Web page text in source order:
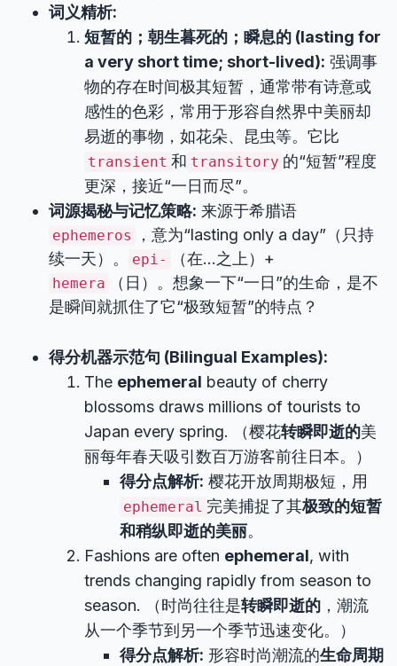
词义精析:
短暂的；朝生暮死的；瞬息的 (lasting for
a very short time; short-lived): 强调事
物的存在时间极其短暂，通常带有诗意或
感性的色彩，常用于形容自然界中美丽却
易逝的事物，如花朵、昆虫等。它比
transient 和 transitory 的“短暂”程度
更深，接近“一日而尽”。
词源揭秘与记忆策略: 来源于希腊语
ephemeros
，意为“lasting only a day”（只持
续一天）。
epi- （在…之上）+
hemera
（日）。想象一下“一日”的生命，是不
是瞬间就抓住了它“极致短暂”的特点？
得分机器示范句 (Bilingual Examples):
The ephemeral beauty of cherry
blossoms draws millions of tourists to
Japan every spring. （樱花转瞬即逝的美
丽每年春天吸引数百万游客前往日本。）
得分点解析: 樱花开放周期极短，用
ephemeral 完美捕捉了其极致的短暂
和稍纵即逝的美丽。
Fashions are often ephemeral, with
trends changing rapidly from season to
season. （时尚往往是转瞬即逝的 ，潮流
从一个季节到另一个季节迅速变化。）
得分点解析: 形容时尚潮流的生命周期